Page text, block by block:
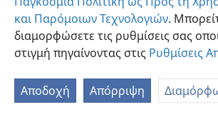
και Παρόμοιων Τεχνολογιών.
διαμορφώσετε τις ρυθμίσεις σας
στιγμή πηγαίνοντας στις Ρυθμίσεις
Αποδοχή Απόρριψη